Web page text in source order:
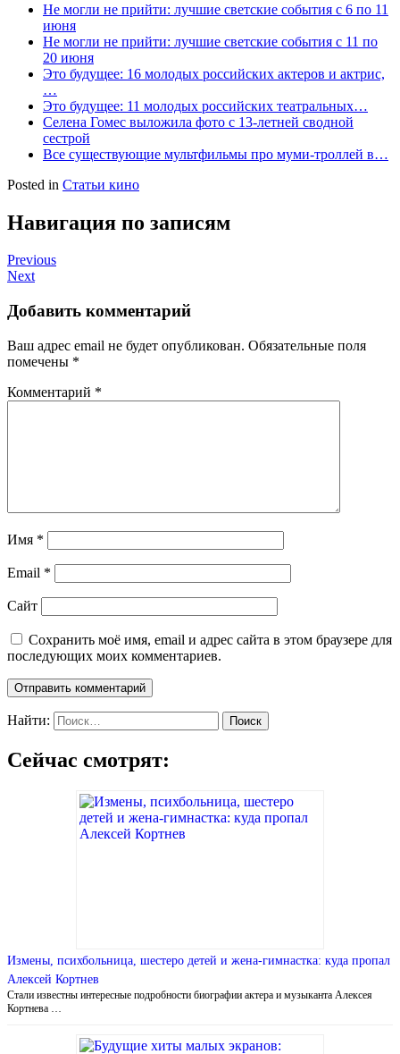
Не могли не прийти: лучшие светские события с 6 по 11
июня
Не могли не прийти: лучшие светские события с 11 по
20 июня
Это будущее: 16 молодых российских актеров и актрис,
…
Это будущее: 11 молодых российских театральных…
Селена Гомес выложила фото с 13-летней сводной
сестрой
Все существующие мультфильмы про муми-троллей в…
Posted in Статьи кино
Навигация по записям
Previous
Next
Добавить комментарий
Ваш адрес email не будет опубликован. Обязательные поля
помечены *
Комментарий *
Имя *
Email *
Сайт
Сохранить моё имя, email и адрес сайта в этом браузере для
последующих моих комментариев.
Найти:
Сейчас смотрят:
Измены, психбольница, шестеро детей и жена-гимнастка: куда пропал
Алексей Кортнев
Стали известны интересные подробности биографии актера и музыканта Алексея
Кортнева …